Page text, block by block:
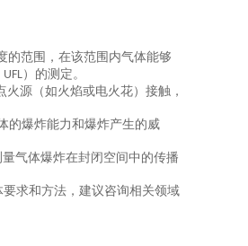
的范围，在该范围内气体能够
UFL）的测定。
源（如火焰或电火花）接触，
的爆炸能力和爆炸产生的威
气体爆炸在封闭空间中的传播
求和方法，建议咨询相关领域